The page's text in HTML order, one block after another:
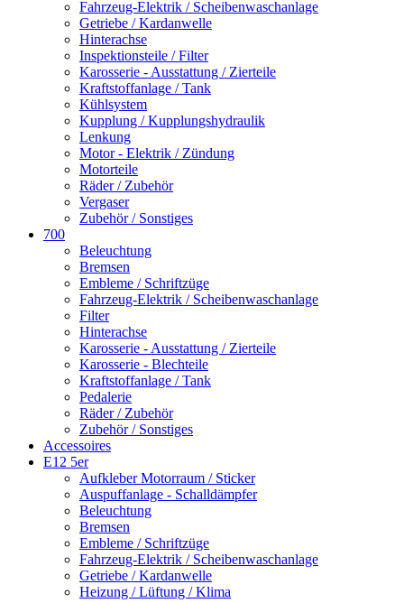
Fahrzeug-Elektrik / Scheibenwaschanlage
Getriebe / Kardanwelle
Hinterachse
Inspektionsteile / Filter
Karosserie - Ausstattung / Zierteile
Kraftstoffanlage / Tank
Kühlsystem
Kupplung / Kupplungshydraulik
Lenkung
Motor - Elektrik / Zündung
Motorteile
Räder / Zubehör
Vergaser
Zubehör / Sonstiges
700
Beleuchtung
Bremsen
Embleme / Schriftzüge
Fahrzeug-Elektrik / Scheibenwaschanlage
Filter
Hinterachse
Karosserie - Ausstattung / Zierteile
Karosserie - Blechteile
Kraftstoffanlage / Tank
Pedalerie
Räder / Zubehör
Zubehör / Sonstiges
Accessoires
E12 5er
Aufkleber Motorraum / Sticker
Auspuffanlage - Schalldämpfer
Beleuchtung
Bremsen
Embleme / Schriftzüge
Fahrzeug-Elektrik / Scheibenwaschanlage
Getriebe / Kardanwelle
Heizung / Lüftung / Klima